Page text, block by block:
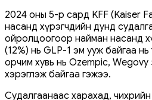
2024 оны 5-р сард KFF (Kaiser
насанд хүрэгчдийн дунд
ойролцоогоор найман насанд
(12%) нь GLP-1 эм ууж байгаа
орчим хувь нь Ozempic, Wegovy
хэрэглэж байгаа гэжээ.
Судалгаанаас харахад,